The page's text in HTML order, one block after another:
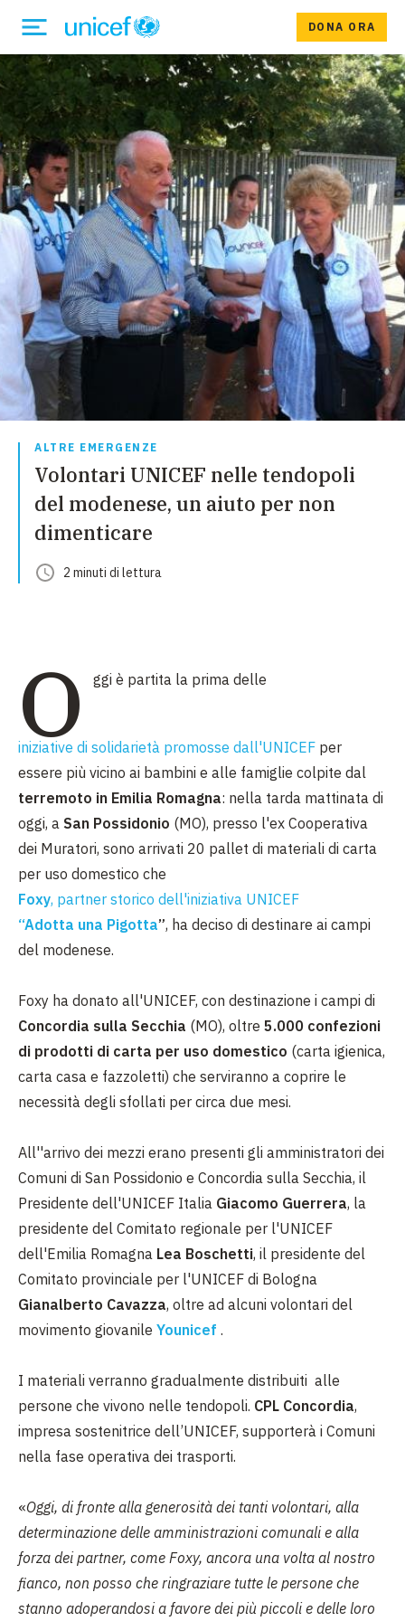
DONA ORA
ALTRE EMERGENZE
Volontari UNICEF nelle tendopoli
del modenese, un aiuto per non
dimenticare
2 minuti di lettura
O ggi è partita la prima delle
iniziative di solidarietà promosse dall'UNICEF per
essere più vicino ai bambini e alle famiglie colpite dal
terremoto in Emilia Romagna: nella tarda mattinata di
oggi, a San Possidonio (MO), presso l'ex Cooperativa
dei Muratori, sono arrivati 20 pallet di materiali di carta
per uso domestico che
Foxy, partner storico dell'iniziativa UNICEF
“Adotta una Pigotta”, ha deciso di destinare ai campi
del modenese.
Foxy ha donato all'UNICEF, con destinazione i campi di
Concordia sulla Secchia (MO), oltre 5.000 confezioni
di prodotti di carta per uso domestico (carta igienica,
carta casa e fazzoletti) che serviranno a coprire le
necessità degli sfollati per circa due mesi.
All''arrivo dei mezzi erano presenti gli amministratori dei
Comuni di San Possidonio e Concordia sulla Secchia, il
Presidente dell'UNICEF Italia Giacomo Guerrera, la
presidente del Comitato regionale per l'UNICEF
dell'Emilia Romagna Lea Boschetti, il presidente del
Comitato provinciale per l'UNICEF di Bologna
Gianalberto Cavazza, oltre ad alcuni volontari del
movimento giovanile Younicef .
I materiali verranno gradualmente distribuiti alle
persone che vivono nelle tendopoli. CPL Concordia,
impresa sostenitrice dell’UNICEF, supporterà i Comuni
nella fase operativa dei trasporti.
«Oggi, di fronte alla generosità dei tanti volontari, alla
determinazione delle amministrazioni comunali e alla
forza dei partner, come Foxy, ancora una volta al nostro
fianco, non posso che ringraziare tutte le persone che
stanno adoperandosi a favore dei più piccoli e delle loro